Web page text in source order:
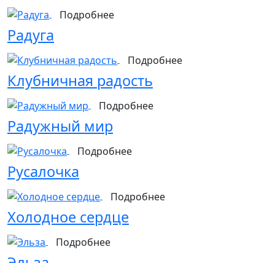
Подробнее
Радуга
Подробнее
Клубничная радость
Подробнее
Радужный мир
Подробнее
Русалочка
Подробнее
Холодное сердце
Подробнее